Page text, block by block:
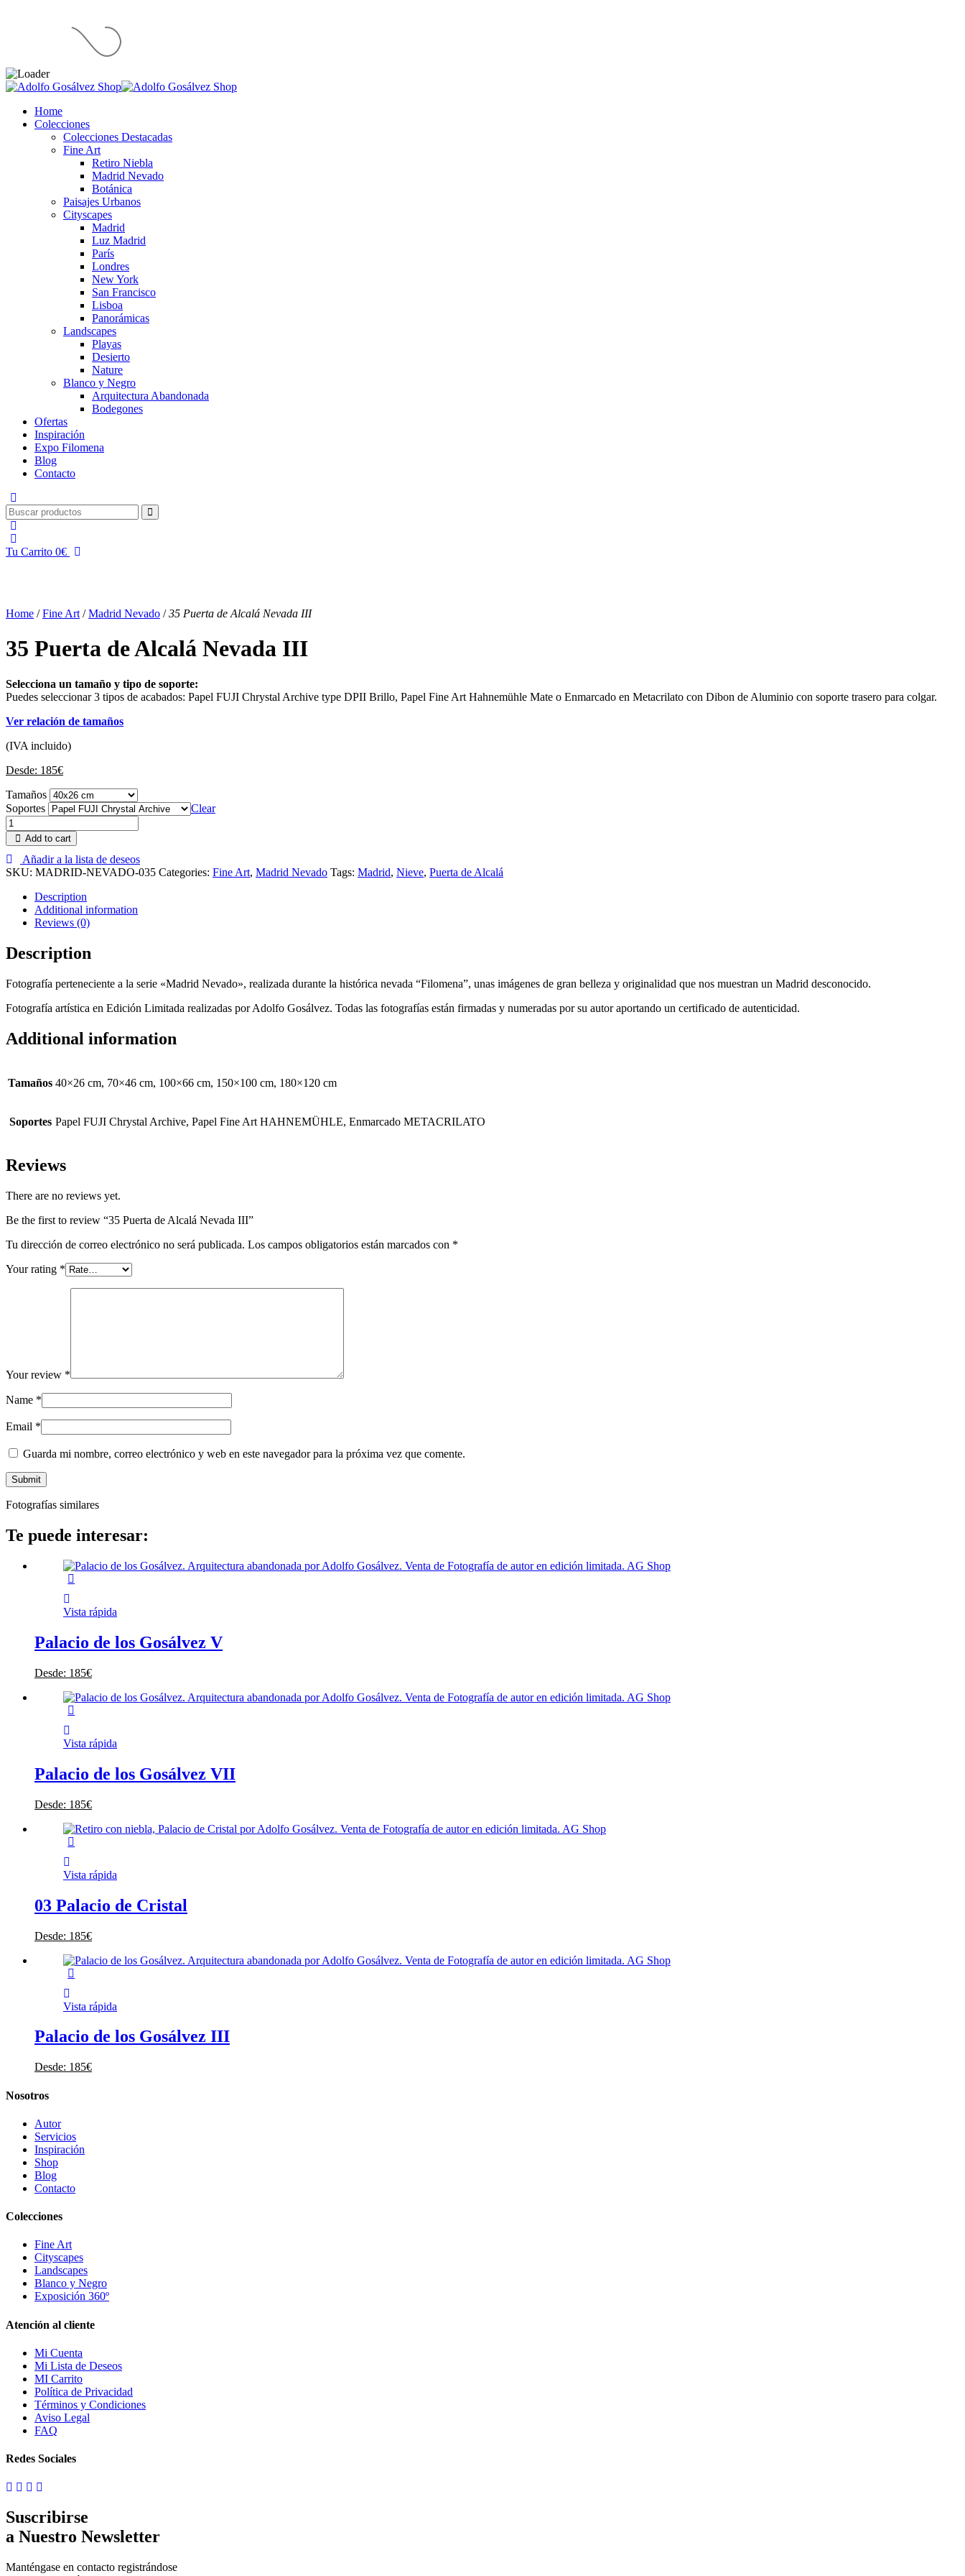
Home
Colecciones
Colecciones Destacadas
Fine Art
Retiro Niebla
Madrid Nevado
Botánica
Paisajes Urbanos
Cityscapes
Madrid
Luz Madrid
París
Londres
New York
San Francisco
Lisboa
Panorámicas
Landscapes
Playas
Desierto
Nature
Blanco y Negro
Arquitectura Abandonada
Bodegones
Ofertas
Inspiración
Expo Filomena
Blog
Contacto
Tu Carrito 0€
Home /Fine Art /Madrid Nevado /35 Puerta de Alcalá Nevada III
35 Puerta de Alcalá Nevada III
Selecciona un tamaño y tipo de soporte:
Puedes seleccionar 3 tipos de acabados: Papel FUJI Chrystal Archive type DPII Brillo, Papel Fine Art Hahnemühle Mate o Enmarcado en Metacrilato con Dibon de Aluminio con soporte trasero para colgar.
Ver relación de tamaños
(IVA incluido)
Desde: 185€
Tamaños
Soportes
Clear
Add to cart
Añadir a la lista de deseos
SKU: MADRID-NEVADO-035 Categories: Fine Art, Madrid Nevado Tags: Madrid, Nieve, Puerta de Alcalá
Description
Additional information
Reviews (0)
Description
Fotografía perteneciente a la serie «Madrid Nevado», realizada durante la histórica nevada “Filomena”, unas imágenes de gran belleza y originalidad que nos muestran un Madrid desconocido.
Fotografía artística en Edición Limitada realizadas por Adolfo Gosálvez. Todas las fotografías están firmadas y numeradas por su autor aportando un certificado de autenticidad.
Additional information
Tamaños 40×26 cm, 70×46 cm, 100×66 cm, 150×100 cm, 180×120 cm
Soportes Papel FUJI Chrystal Archive, Papel Fine Art HAHNEMÜHLE, Enmarcado METACRILATO
Reviews
There are no reviews yet.
Be the first to review “35 Puerta de Alcalá Nevada III”
Tu dirección de correo electrónico no será publicada. Los campos obligatorios están marcados con *
Your rating *
Your review *
Name *
Email *
Guarda mi nombre, correo electrónico y web en este navegador para la próxima vez que comente.
Fotografías similares
Te puede interesar:
Vista rápida
Palacio de los Gosálvez V
Desde: 185€
Vista rápida
Palacio de los Gosálvez VII
Desde: 185€
Vista rápida
03 Palacio de Cristal
Desde: 185€
Vista rápida
Palacio de los Gosálvez III
Desde: 185€
Nosotros
Autor
Servicios
Inspiración
Shop
Blog
Contacto
Colecciones
Fine Art
Cityscapes
Landscapes
Blanco y Negro
Exposición 360º
Atención al cliente
Mi Cuenta
Mi Lista de Deseos
MI Carrito
Política de Privacidad
Términos y Condiciones
Aviso Legal
FAQ
Redes Sociales
Suscribirse
a Nuestro Newsletter
Manténgase en contacto registrándose